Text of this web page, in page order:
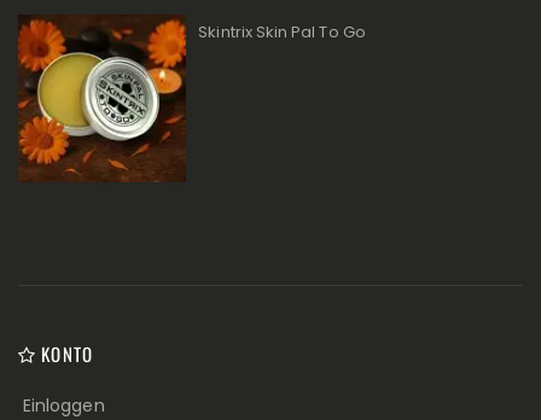
Skintrix Skin Pal To Go
KONTO
Einloggen